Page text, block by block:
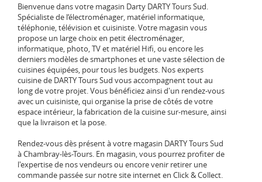
Bienvenue dans votre magasin Darty DARTY Tours Sud.
Spécialiste de l‘électroménager, matériel informatique,
téléphonie, télévision et cuisiniste. Votre magasin vous
propose un large choix en petit électroménager,
informatique, photo, TV et matériel Hifi, ou encore les
derniers modèles de smartphones et une vaste sélection de
cuisines équipées, pour tous les budgets. Nos experts
cuisine de DARTY Tours Sud vous accompagnent tout au
long de votre projet. Vous bénéficiez ainsi d'un rendez-vous
avec un cuisiniste, qui organise la prise de côtés de votre
espace intérieur, la fabrication de la cuisine sur-mesure, ainsi
que la livraison et la pose.
Rendez-vous dès présent à votre magasin DARTY Tours Sud
à Chambray-lès-Tours. En magasin, vous pourrez profiter de
l'expertise de nos vendeurs ou encore venir retirer une
commande passée sur notre site internet en Click & Collect.